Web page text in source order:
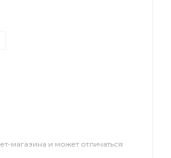
магазина и может отличаться